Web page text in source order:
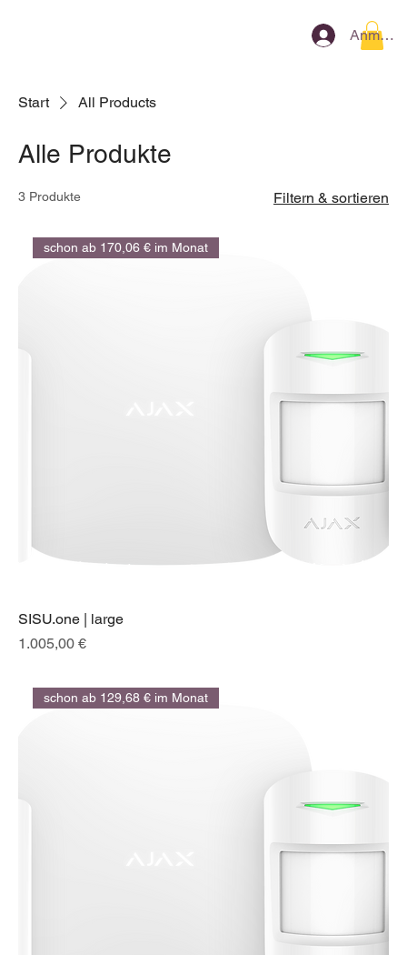
Start All Products
Alle Produkte
3 Produkte Filtern & sortieren
schon ab 170,06 € im Monat
SISU.one | large
Preis
1.005,00 €
schon ab 129,68 € im Monat